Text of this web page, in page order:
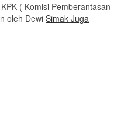
( Komisi Pemberantasan
oleh Dewi Simak Juga